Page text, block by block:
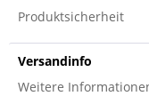
Produktsicherheit
Versandinfo
Weitere